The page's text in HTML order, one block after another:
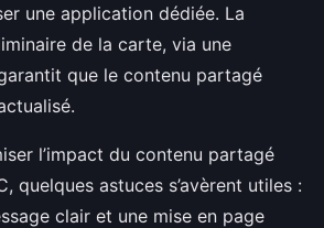
une application dédiée. La
de la carte, via une
que le contenu partagé
l’impact du contenu partagé
quelques astuces s’avèrent utiles :
clair et une mise en page